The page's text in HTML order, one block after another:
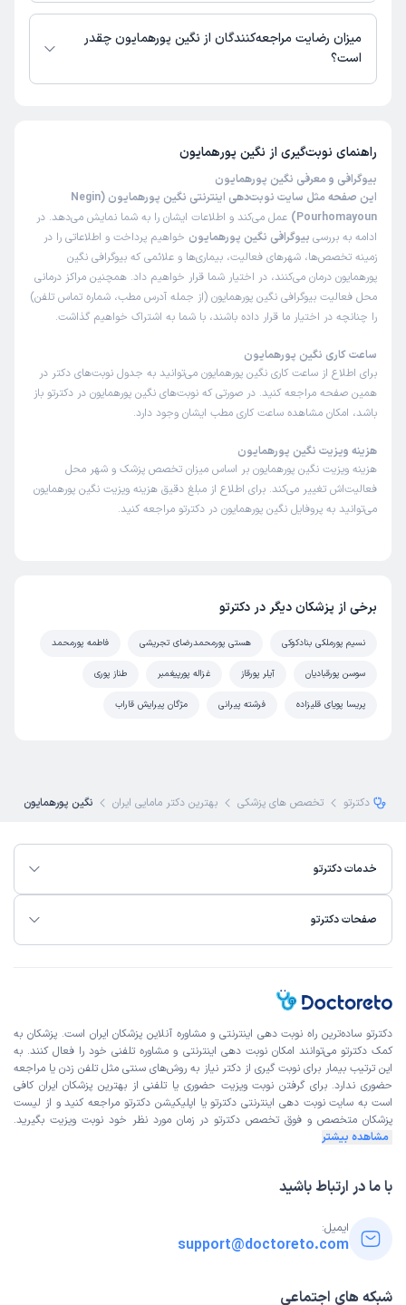
زمان نوبت‌دهی و پذیرش بیماران با هماهنگی مطب مشخص می‌شود.
میزان رضایت مراجعه‌کنندگان از نگین پورهمایون چقدر
است؟
راهنمای نوبت‌گیری از نگین پورهمایون
بیوگرافی و معرفی نگین پورهمایون
این صفحه مثل سایت نوبت‌دهی اینترنتی نگین پورهمایون (Negin
Pourhomayoun)
عمل می‌کند و اطلاعات ایشان را به شما نمایش می‌دهد. در
ادامه به بررسی بیوگرافی نگین پورهمایون خواهیم پرداخت و اطلاعاتی را در
زمینه تخصص‌ها، شهرهای فعالیت، بیماری‌ها و علائمی که بیوگرافی نگین
پورهمایون درمان می‌کنند، در اختیار شما قرار خواهیم داد. همچنین مراکز درمانی
محل فعالیت بیوگرافی نگین پورهمایون (از جمله آدرس مطب، شماره تماس تلفن)
را چنانچه در اختیار ما قرار داده باشند، با شما به اشتراک خواهیم گذاشت.
ساعت کاری نگین پورهمایون
برای اطلاع از ساعت کاری نگین پورهمایون می‌توانید به جدول نوبت‌های دکتر در
همین صفحه مراجعه کنید. در صورتی که نوبت‌های نگین پورهمایون در دکترتو باز
باشد، امکان مشاهده ساعت کاری مطب ایشان وجود دارد.
هزینه ویزیت نگین پورهمایون
هزینه ویزیت نگین پورهمایون بر اساس میزان تخصص پزشک و شهر محل
فعالیت‌اش تغییر می‌کند. برای اطلاع از مبلغ دقیق هزینه ویزیت نگین پورهمایون
می‌توانید به پروفایل نگین پورهمایون در دکترتو مراجعه کنید.
برخی از پزشکان دیگر در دکترتو
نسیم پورملکی بنادکوکی هستی پورمحمدرضای تجریشی فاطمه پورمحمد
سوسن پورقبادیان آیلر پورقاز غزاله پورپیغمبر طناز پوری
پریسا پویای قلیزاده فرشته پیرانی مژگان پیرایش قاراب
دکترتو تخصص های پزشکی بهترین دکتر مامایی ایران نگین پورهمایون
خدمات دکترتو
صفحات دکترتو
دکترتو ساده‌ترین راه نوبت‌ دهی اینترنتی و مشاوره آنلاین پزشکان ایران است. پزشکان به
کمک دکترتو می‌توانند امکان نوبت دهی اینترنتی و مشاوره تلفنی خود را فعال کنند. به
این ترتیب بیمار برای نوبت گیری از دکتر نیاز به روش‌های سنتی مثل تلفن زدن یا مراجعه
حضوری ندارد. برای گرفتن نوبت ویزیت حضوری یا تلفنی از بهترین پزشکان ایران کافی
است به سایت نوبت دهی اینترنتی دکترتو یا اپلیکیشن دکترتو مراجعه کنید و از لیست
پزشکان متخصص و فوق تخصص دکترتو در زمان مورد نظر خود نوبت ویزیت بگیرید.
مشاهده بیشتر
با ما در ارتباط باشید
ایمیل:
support@doctoreto.com
شبکه های اجتماعی